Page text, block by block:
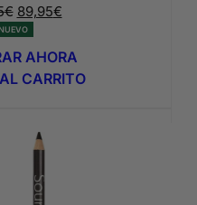
€ El
precio
original
era:
179,95€.
89,95€El
actual
es:
89,95€.
AHORA
CARRITO